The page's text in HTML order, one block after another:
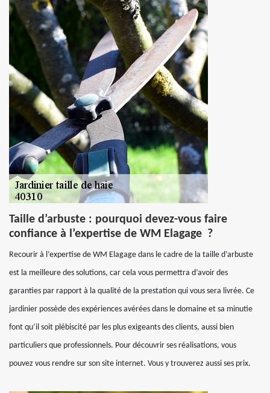
Taille d’arbuste : pourquoi devez-vous faire
confiance à l’expertise de WM Elagage ?
Recourir à l’expertise de WM Elagage dans le cadre de la taille d’arbuste
est la meilleure des solutions, car cela vous permettra d’avoir des
garanties par rapport à la qualité de la prestation qui vous sera livrée. Ce
jardinier possède des expériences avérées dans le domaine et sa minutie
font qu’il soit plébiscité par les plus exigeants des clients, aussi bien
particuliers que professionnels. Pour découvrir ses réalisations, vous
pouvez vous rendre sur son site internet. Vous y trouverez aussi ses prix.